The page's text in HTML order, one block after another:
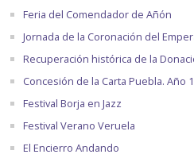
Feria del Comendador de Añón
Jornada de la Coronación del
Recuperación histórica de la
Concesión de la Carta Puebla. Año
Festival Borja en Jazz
Festival Verano Veruela
El Encierro Andando